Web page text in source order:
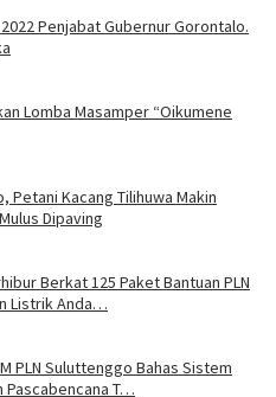
Penjabat Gubernur Gorontalo.
Lomba Masamper “Oikumene
Petani Kacang Tilihuwa Makin
Dipaving
Berkat 125 Paket Bantuan PLN
Listrik Anda…
PLN Suluttenggo Bahas Sistem
Pascabencana T…